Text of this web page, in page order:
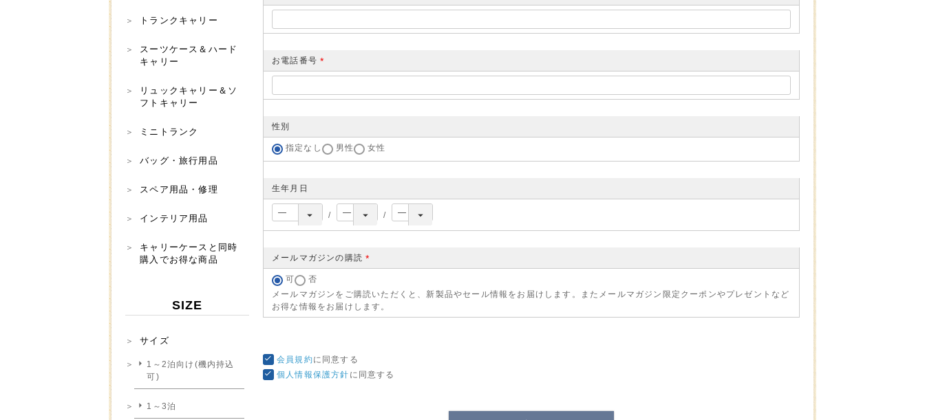
トランクキャリー
スーツケース＆ハード
キャリー
リュックキャリー＆ソ
フトキャリー
ミニトランク
バッグ・旅行用品
スペア用品・修理
インテリア用品
キャリーケースと同時
購入でお得な商品
SIZE
サイズ
1～2泊向け(機内持込
可)
1～3泊
お電話番号
(
須
性別
指定なし 男性 女性
生年月日
メールマガジンの購読
(
須
)
可
否
メールマガジンをご購読いただくと、新製品やセール情報をお届けします。またメールマガジン限定クーポンやプレゼントなど
お得な情報をお届けします。
会員規約に同意する
個人情報保護方針 に同意する